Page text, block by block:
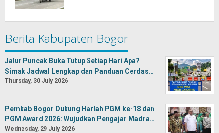
Berita Kabupaten Bogor
Jalur Puncak Buka Tutup Setiap Hari Apa?
Simak Jadwal Lengkap dan Panduan Cerdas…
Thursday, 30 July 2026
Pemkab Bogor Dukung Harlah PGM ke-18 dan
PGM Award 2026: Wujudkan Pengajar Madra…
Wednesday, 29 July 2026